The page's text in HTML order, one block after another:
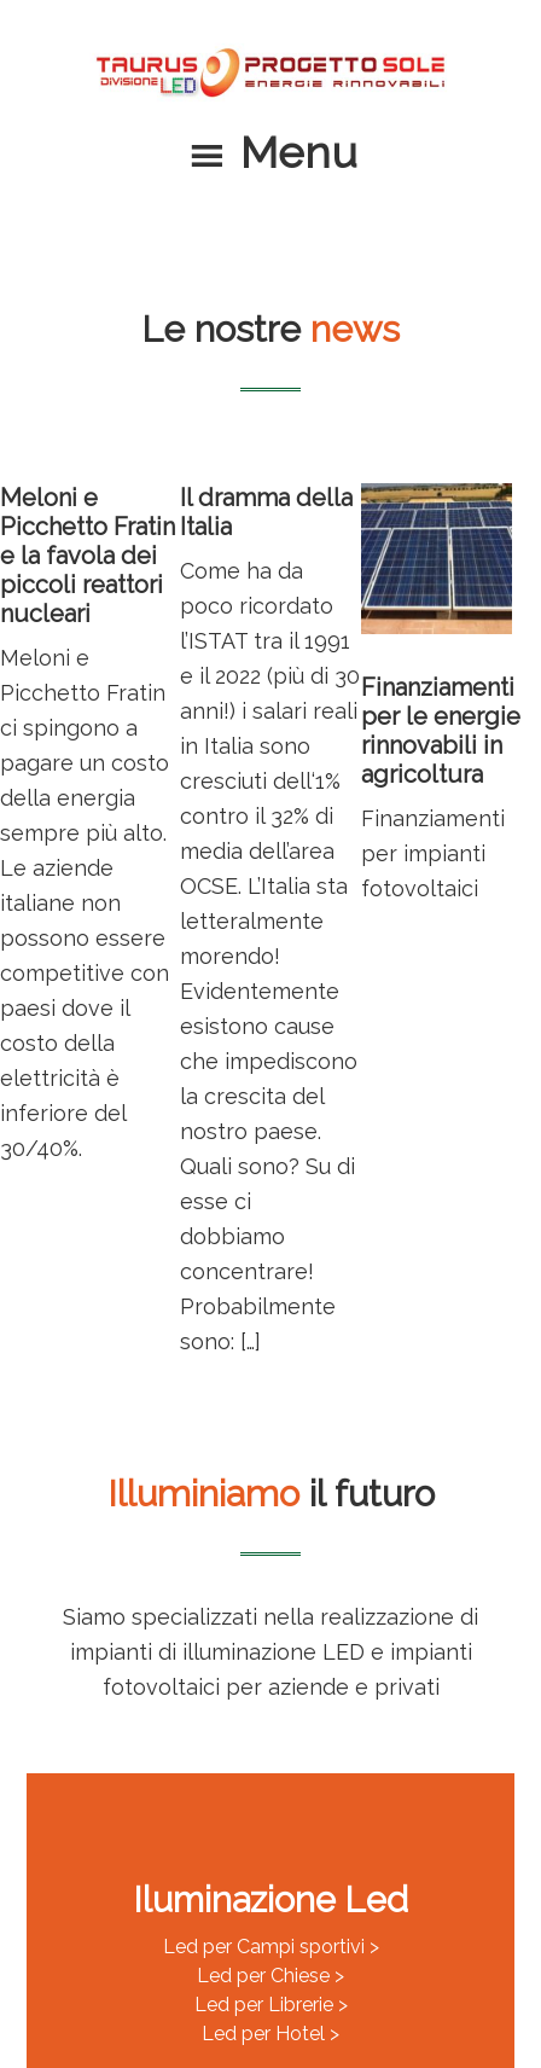
contenuto
Menu
Le nostre news
Meloni e
Picchetto Fratin
e la favola dei
piccoli reattori
nucleari
Meloni e
Picchetto Fratin
ci spingono a
pagare un costo
della energia
sempre più alto.
Le aziende
italiane non
possono essere
competitive con
paesi dove il
costo della
elettricità è
inferiore del
30/40%.
Il dramma della
Italia
Come ha da
poco ricordato
l’ISTAT tra il 1991
e il 2022 (più di 30
anni!) i salari reali
in Italia sono
cresciuti dell‘1%
contro il 32% di
media dell’area
OCSE. L’Italia sta
letteralmente
morendo!
Evidentemente
esistono cause
che impediscono
la crescita del
nostro paese.
Quali sono? Su di
esse ci
dobbiamo
concentrare!
Probabilmente
sono: […]
Finanziamenti
per le energie
rinnovabili in
agricoltura
Finanziamenti
per impianti
fotovoltaici
Illuminiamoil futuro
Siamo specializzati nella realizzazione di
impianti di illuminazione LED e impianti
fotovoltaici per aziende e privati
Iluminazione Led
Led per Campi sportivi >
Led per Chiese >
Led per Librerie >
Led per Hotel >